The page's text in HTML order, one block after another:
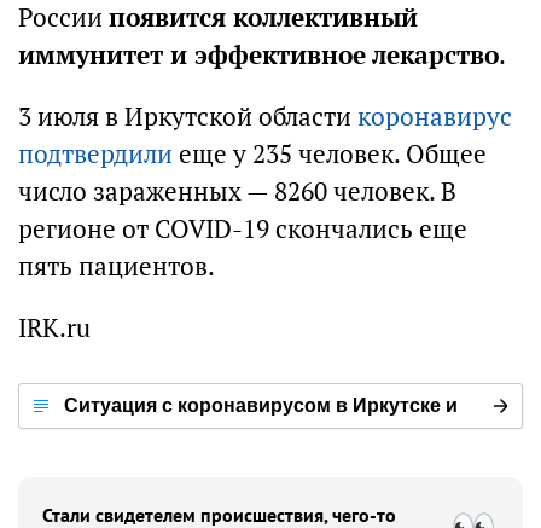
России появится коллективный
иммунитет и эффективное лекарство.
3 июля в Иркутской области коронавирус
подтвердили еще у 235 человек. Общее
число зараженных — 8260 человек. В
регионе от COVID-19 скончались еще
пять пациентов.
IRK.ru
Ситуация с коронавирусом в Иркутске и
Стали свидетелем происшествия, чего-то